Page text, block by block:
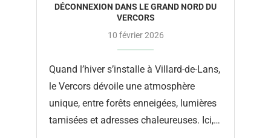
DÉCONNEXION DANS LE GRAND NORD DU
VERCORS
10 février 2026
Quand l’hiver s’installe à Villard-de-Lans,
le Vercors dévoile une atmosphère
unique, entre forêts enneigées, lumières
tamisées et adresses chaleureuses. Ici,